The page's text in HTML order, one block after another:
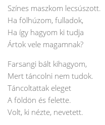
Színes maszkom lecsúszott.
Ha fölhúzom, fulladok,
Ha így hagyom ki tudja
Ártok vele magamnak?
Farsangi bált kihagyom,
Mert táncolni nem tudok.
Táncoltattak eleget
A földön és felette.
Volt, ki nézte, nevetett.